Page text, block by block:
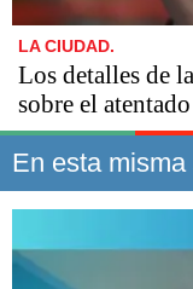
LA CIUDAD.
Los detalles de
sobre el
En esta misma